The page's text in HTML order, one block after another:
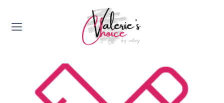
Valerie's Topics
Happyness & Opmerkelijk